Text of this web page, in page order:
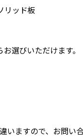
リッド板
選びいただけます。
いますので、お問い